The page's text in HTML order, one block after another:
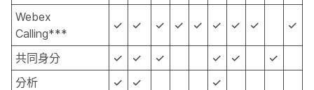
Webex
Calling***
✓ ✓ ✓ ✓ ✓ ✓ ✓ ✓ ✓
共同身分 ✓ ✓ ✓ ✓ ✓
✓
分析
✓ ✓
✓